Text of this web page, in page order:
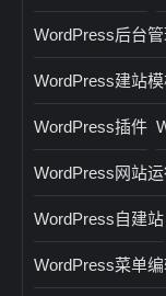
WordPress后台管
WordPress建站模
WordPress插件
WordPress网站
WordPress自建站
WordPress菜单